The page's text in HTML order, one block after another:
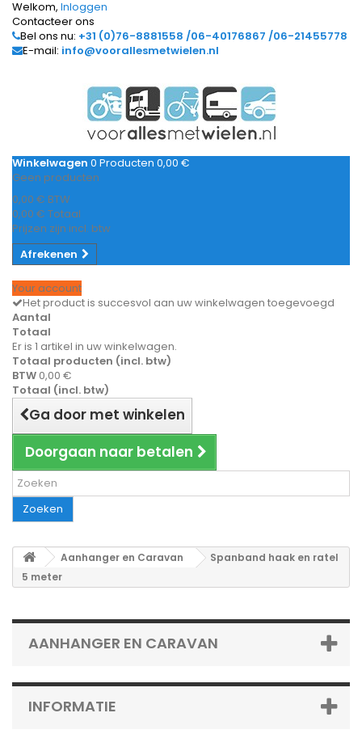
Welkom, Inloggen
Contacteer ons
Bel ons nu: +31 (0)76-8881558 /06-40176867 /06-21455778
E-mail: info@voorallesmetwielen.nl
Winkelwagen 0 Producten 0,00 €
Geen producten
0,00 € BTW
0,00 € Totaal
Prijzen zijn incl. btw
Afrekenen
Your account
Het product is succesvol aan uw winkelwagen toegevoegd
Aantal
Totaal
Er is 1 artikel in uw winkelwagen.
Totaal producten (incl. btw)
BTW 0,00 €
Totaal (incl. btw)
Ga door met winkelen
Doorgaan naar betalen
Zoeken
Aanhanger en Caravan
Spanband haak en ratel
5 meter
AANHANGER EN CARAVAN
INFORMATIE